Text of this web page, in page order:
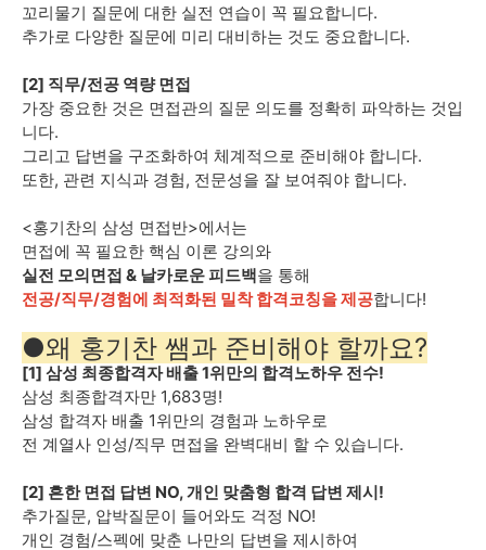
꼬리물기 질문에 대한 실전 연습이 꼭 필요합니다.
추가로 다양한 질문에 미리 대비하는 것도 중요합니다.
[2] 직무/전공 역량 면접
가장 중요한 것은 면접관의 질문 의도를 정확히 파악하는 것입
니다.
그리고 답변을 구조화하여 체계적으로 준비해야 합니다.
또한, 관련 지식과 경험, 전문성을 잘 보여줘야 합니다.
<홍기찬의 삼성 면접반>에서는
면접에 꼭 필요한 핵심 이론 강의와
실전 모의면접 & 날카로운 피드백을 통해
전공/직무/경험에 최적화된 밀착 합격코칭을 제공합니다!
●왜 홍기찬 쌤과 준비해야 할까요?
[1] 삼성 최종합격자 배출 1위만의 합격노하우 전수!
삼성 최종합격자만 1,683명!
삼성 합격자 배출 1위만의 경험과 노하우로
전 계열사 인성/직무 면접을 완벽대비 할 수 있습니다.
[2] 흔한 면접 답변 NO, 개인 맞춤형 합격 답변 제시!
추가질문, 압박질문이 들어와도 걱정 NO!
개인 경험/스펙에 맞춘 나만의 답변을 제시하여